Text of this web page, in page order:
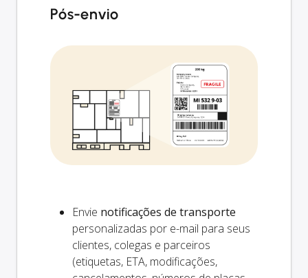
Pós-envio
Envie notificações de transporte
personalizadas por e-mail para seus
clientes, colegas e parceiros
(etiquetas, ETA, modificações,